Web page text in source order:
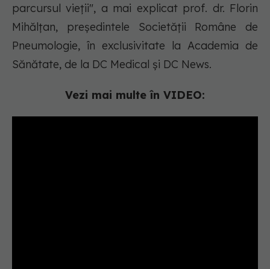
parcursul vieții", a mai explicat prof. dr. Florin
Mihălțan, președintele Societății Române de
Pneumologie, în exclusivitate la Academia de
Sănătate, de la DC Medical și DC News.
Vezi mai multe în VIDEO: